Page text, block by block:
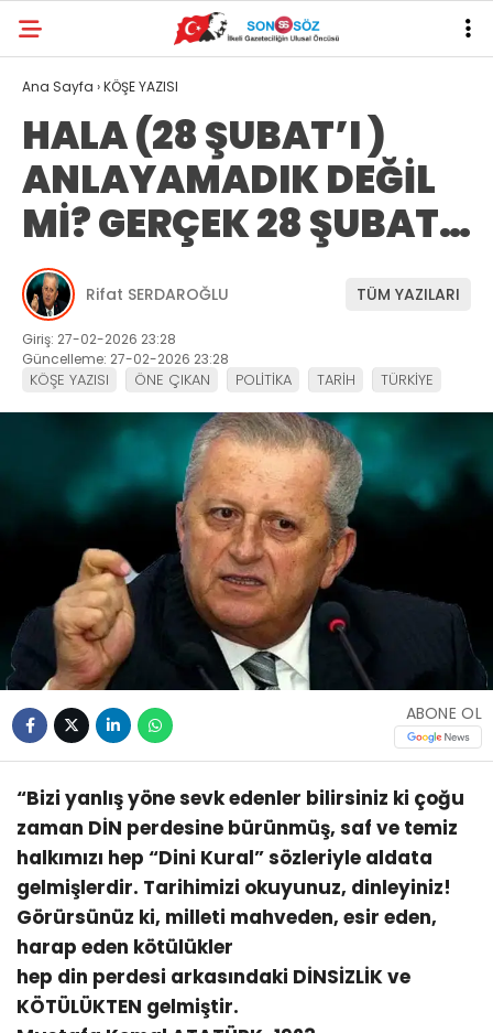
Ana Sayfa ›KÖŞE YAZISI
HALA (28 ŞUBAT’I )
ANLAYAMADIK DEĞİL
Mİ? GERÇEK 28 ŞUBAT…
Rifat SERDAROĞLU TÜM YAZILARI
Giriş: 27-02-2026 23:28
Güncelleme: 27-02-2026 23:28
KÖŞE YAZISI ÖNE ÇIKAN POLİTİKA TARİH TÜRKİYE
ABONE OL
“Bizi yanlış yöne sevk edenler bilirsiniz ki çoğu
zaman DİN perdesine bürünmüş, saf ve temiz
halkımızı hep “Dini Kural” sözleriyle aldata
gelmişlerdir. Tarihimizi okuyunuz, dinleyiniz!
Görürsünüz ki, milleti mahveden, esir eden,
harap eden kötülükler
hep din perdesi arkasındaki DİNSİZLİK ve
KÖTÜLÜKTEN gelmiştir.